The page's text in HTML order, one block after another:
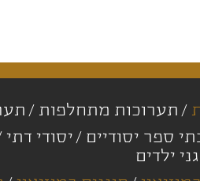
תערוכות מתחלפות
ספר יסודיים יסודי דתי
גני ילדים